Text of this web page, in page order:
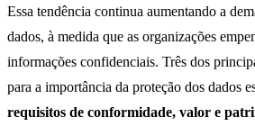
Essa tendência continua aumentando a
dados, à medida que as organizações
informações confidenciais. Três dos
para a importância da proteção dos dados
requisitos de conformidade, valor e